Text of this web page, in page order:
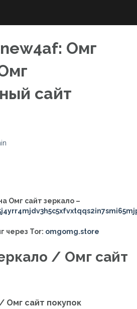
Омг
сайт
Омг сайт зеркало –
через Tor: omgomg.store
/ Омг сайт
Омг сайт покупок